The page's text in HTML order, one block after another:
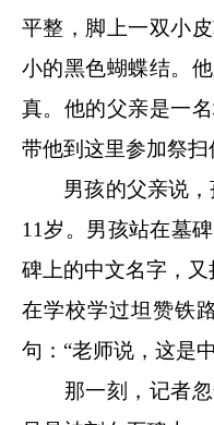
平整，脚上一双小
小的黑色蝴蝶结。
真。他的父亲是一
带他到这里参加祭扫
男孩的父亲说，
11岁。男孩站在墓
碑上的中文名字，
在学校学过坦赞铁
句：“老师说，这是
那一刻，记者忽